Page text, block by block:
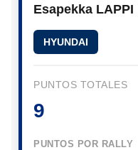
Esapekka LAPPI
HYUNDAI
PUNTOS TOTALES
9
PUNTOS POR RALLY